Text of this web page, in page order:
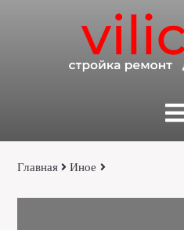
Главная Иное